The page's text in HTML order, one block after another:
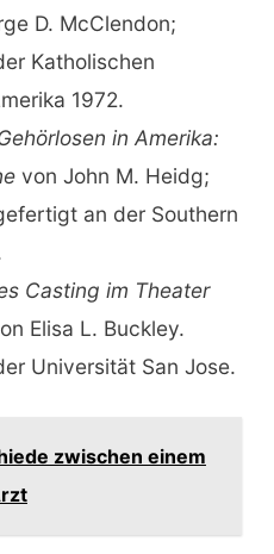
D. McClendon;
Katholischen
1972.
in Amerika:
von John M. Heidg;
an der Southern
Casting im Theater
Elisa L. Buckley.
Universität San Jose.
zwischen einem